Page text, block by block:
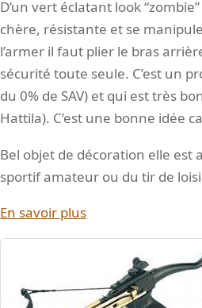
D’un vert éclatant look
chère, résistante et se
l’armer il faut plier le bras
sécurité toute seule. C’est un
du 0% de SAV) et qui est très
Hattila). C’est une bonne idée
Bel objet de décoration elle est
sportif amateur ou du tir de
En savoir plus